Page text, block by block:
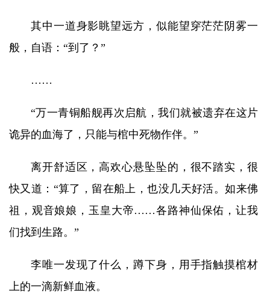
其中一道身影眺望远方，似能望穿茫茫阴雾一
般，自语：“到了？”
……
“万一青铜船舰再次启航，我们就被遗弃在这片
诡异的血海了，只能与棺中死物作伴。”
离开舒适区，高欢心悬坠坠的，很不踏实，很
快又道：“算了，留在船上，也没几天好活。如来佛
祖，观音娘娘，玉皇大帝……各路神仙保佑，让我
们找到生路。”
李唯一发现了什么，蹲下身，用手指触摸棺材
上的一滴新鲜血液。